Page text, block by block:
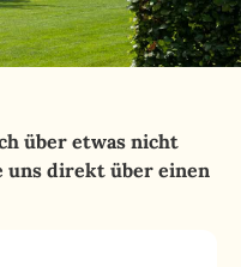
über etwas nicht
uns direkt über einen